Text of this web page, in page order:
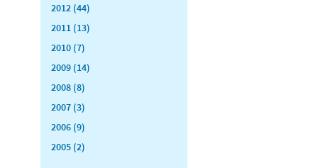
2012 (44)
2011 (13)
2010 (7)
2009 (14)
2008 (8)
2007 (3)
2006 (9)
2005 (2)